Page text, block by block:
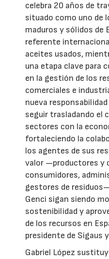
celebra 20 años de
situado como uno de
maduros y sólidos de
referente
aceites usados,
una etapa clave para
en la gestión de los
comerciales e
nueva
seguir trasladando el
sectores con la
fortaleciendo la
los agentes de sus
valor —productores y
consumidores,
gestores de
Genci sigan siendo
sostenibilidad y
de los recursos en
presidente de Sigaus
Gabriel López